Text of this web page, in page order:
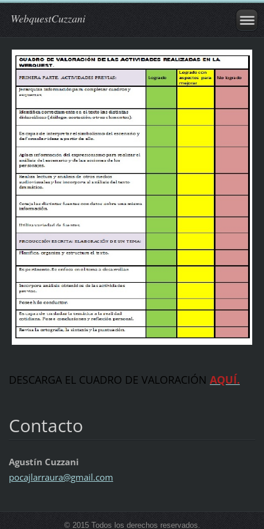
WebquestCuzzani
DESCARGA EL CUADRO DE VALORACIÓN AQUÍ.
Contacto
Agustín Cuzzani
pocajlarraura@gmail.com
© 2015 Todos los derechos reservados.